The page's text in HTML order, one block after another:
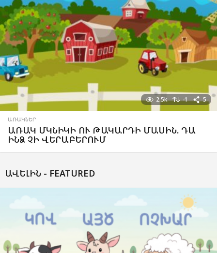
2.5k -1 5
ԱՌԱԿՆԵՐ
ԱՌԱԿ ՄԿՆԻԿԻ ՈՒ ԹԱԿԱՐԴԻ ՄԱՍԻՆ. ԴԱ
ԻՆՁ ՉԻ ՎԵՐԱԲԵՐՈՒՄ
ԱՎԵԼԻՆ - FEATURED